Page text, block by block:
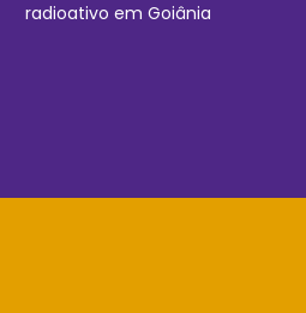
radioativo em Goiânia